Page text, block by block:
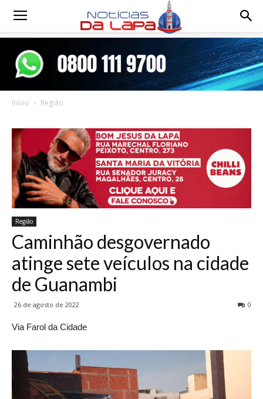
Notícias
Início Região
Região
Caminhão desgovernado
atinge sete veículos na cidade
de Guanambi
26 de agosto de 2022 0
Via Farol da Cidade